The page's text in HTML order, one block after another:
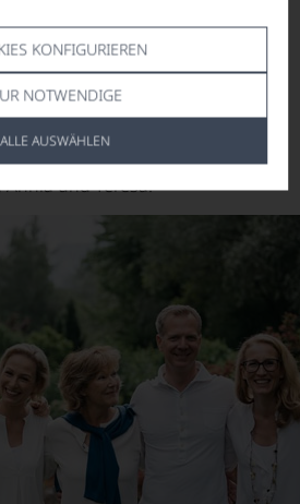
KONFIGURIEREN
NOTWENDIGE
ALLE AUSWÄHLEN
in Erinnerung bleiben, deren
Parfum entlässt.
Rainerist seit 2003 im
lernte die Kunst des
Seite.Nun leitet er das
zur Seite stehen ihm dabei
Annia und Teresa.